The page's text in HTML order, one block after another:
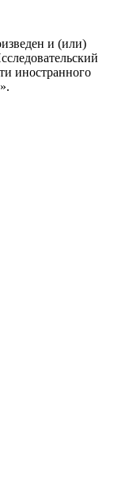
и (или)
иностранного